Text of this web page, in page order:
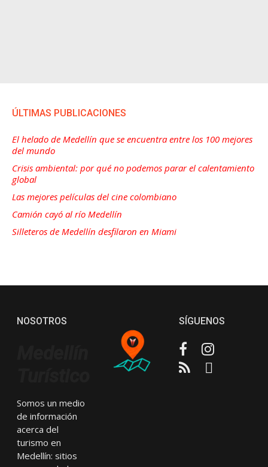
ÚLTIMAS PUBLICACIONES
El helado de Medellín que se encuentra entre los 100 mejores
del mundo
Crisis ambiental: por qué no podemos parar el calentamiento
global
Las mejores películas del cine colombiano
Camión cayó al río Medellín
Silleteros de Medellín desfilaron en Miami
NOSOTROS
Somos un medio
de información
acerca del
turismo en
Medellín: sitios
SÍGUENOS
FacebookInstagram